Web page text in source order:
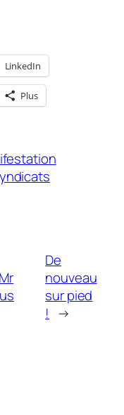
LinkedIn
Plus
De
nouveau
sur pied
! →